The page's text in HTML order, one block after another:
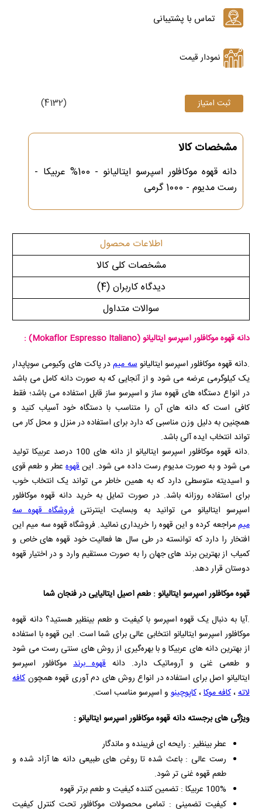
نمودار قیمت
(4132)
مشخصات کالا
دانه قهوه موکافلور اسپرسو ایتالیانو - 100% عربیکا -
رست مدیوم - 1000 گرمی
اطلاعات محصول
مشخصات کلی کالا
دیدگاه کاربران(4)
سوالات متداول
دانه قهوه موکافلور اسپرسو ایتالیانو(Mokaflor Espresso Italiano)
:
.دانه قهوه موکافلور اسپرسو ایتالیانوسه میمدر پاکت های وکیومی سوپاپدار
یک کیلوگرمی عرضه می شود و از آنجایی که به صورت دانه کامل می باشد
در انواع دستگاه های قهوه ساز و اسپرسو ساز قابل استفاده می باشد؛ فقط
کافی است که دانه های آن را متناسب با دستگاه خود آسیاب کنید و
همچنین به دلیل وزن مناسبی که دارد برای استفاده در منزل و محل کار می
تواند انتخاب ایده آلی باشد.
.دانه قهوه موکافلور اسپرسو ایتالیانو از دانه های 100 درصد عربیکا تولید
می شود و به صورت مدیوم رست داده می شود. اینقهوهعطر و طعم قوی
و اسیدیته متوسطی دارد که به همین خاطر می تواند یک انتخاب خوب
برای استفاده روزانه باشد. در صورت تمایل به خرید دانه قهوه موکافلور
اسپرسو ایتالیانو می توانید به وبسایت اینترنتیفروشگاه قهوه سه
میممراجعه کرده و این قهوه را خریداری نمائید. فروشگاه قهوه سه میم این
افتخار را دارد که توانسته در طی سال ها فعالیت خود قهوه های خاص و
کمیاب از بهترین برند های جهان را به صورت مستقیم وارد و در اختیار قهوه
دوستان قرار دهد.
قهوه موکافلور اسپرسو ایتالیانو : طعم اصیل ایتالیایی در فنجان شما
.آیا به دنبال یک قهوه اسپرسو با کیفیت و طعم بینظیر هستید؟ دانه قهوه
موکافلور اسپرسو ایتالیانو انتخابی عالی برای شما است. این قهوه با استفاده
از بهترین دانه‌ های عربیکا و با بهره‌گیری از روش‌ های سنتی رست می شود
و طعمی غنی و آروماتیک دارد. دانه قهوه برندموکافلور اسپرسو
ایتالیانو اصل برای استفاده در انواع روش های دم آوری قهوه همچونکافه
لاته،کافه موکا،کاپوچینوو اسپرسو مناسب است.
ویژگی های برجسته دانه قهوه موکافلور اسپرسو ایتالیانو :
عطر بینظیر : رایحه‌ ای فریبنده و ماندگار
رست عالی : باعث شده تا روغن‌ های طبیعی دانه‌ ها آزاد شده و
طعم قهوه غنی‌ تر شود.
100% عربیکا : تضمین‌ کننده کیفیت و طعم برتر قهوه
کیفیت تضمینی : تمامی محصولات موکافلور تحت کنترل کیفیت